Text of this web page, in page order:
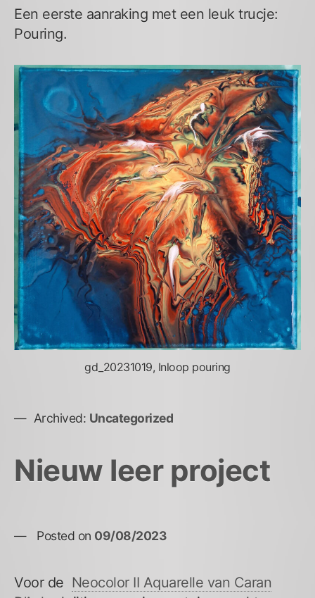
Een eerste aanraking met een leuk trucje:
Pouring.
gd_20231019, Inloop pouring
Archived: Uncategorized
Nieuw leer project
Posted on 09/08/2023
Voor de Neocolor II Aquarelle van Caran